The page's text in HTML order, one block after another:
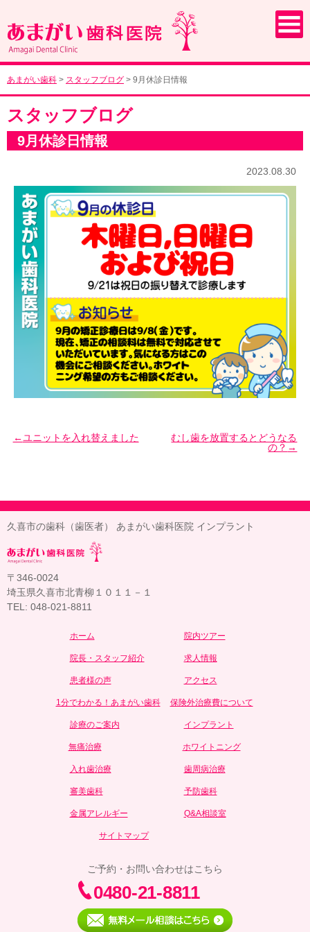
あまがい歯科 > スタッフブログ > 9月休診日情報
スタッフブログ
9月休診日情報
2023.08.30
ユニットを入れ替えました
むし歯を放置するとどうなる
の？
久喜市の歯科（歯医者） あまがい歯科医院 インプラント
〒346-0024
埼玉県久喜市北青柳１０１１－１
TEL: 048-021-8811
ホーム 院内ツアー
院長・スタッフ紹介 求人情報
患者様の声 アクセス
1分でわかる！あまがい歯科 保険外治療費について
診療のご案内 インプラント
無痛治療 ホワイトニング
入れ歯治療 歯周病治療
審美歯科 予防歯科
金属アレルギー Q&A相談室
サイトマップ
ご予約・お問い合わせはこちら
0480-21-8811